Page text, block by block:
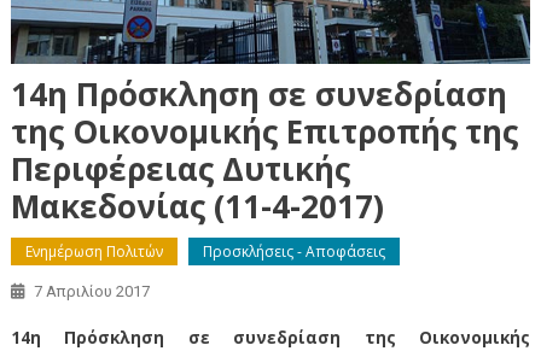
14η Πρόσκληση σε συνεδρίαση
της Οικονομικής Επιτροπής της
Περιφέρειας Δυτικής
Μακεδονίας (11-4-2017)
Ενημέρωση Πολιτών Προσκλήσεις - Αποφάσεις
7 Απριλίου 2017
14η Πρόσκληση σε συνεδρίαση της Οικονομικής